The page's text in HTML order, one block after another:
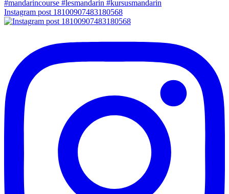
Instagram post 18100907483180568